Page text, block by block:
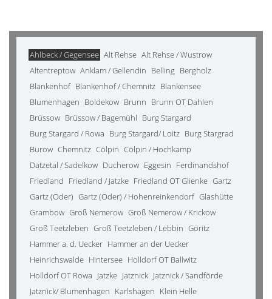
Ahlbeck / Gegensee Alt Rehse Alt Rehse / Wustrow
Altentreptow Anklam / Gellendin Belling Bergholz
Blankenhof Blankenhof / Chemnitz Blankensee
Blumenhagen Boldekow Brunn Brunn OT Dahlen
Brüssow Brüssow / Bagemühl Burg Stargard
Burg Stargard / Rowa Burg Stargard/ Loitz Burg Stargrad
Burow Chemnitz Cölpin Cölpin / Hochkamp
Datzetal / Sadelkow Ducherow Eggesin Ferdinandshof
Friedland Friedland / Jatzke Friedland OT Glienke Gartz
Gartz (Oder) Gartz (Oder) / Hohenreinkendorf Glashütte
Grambow Groß Nemerow Groß Nemerow / Krickow
Groß Teetzleben Groß Teetzleben / Lebbin Göritz
Hammer a. d. Uecker Hammer an der Uecker
Heinrichswalde Hintersee Holldorf OT Ballwitz
Holldorf OT Rowa Jatzke Jatznick Jatznick / Sandförde
Jatznick/ Blumenhagen Karlshagen Klein Helle